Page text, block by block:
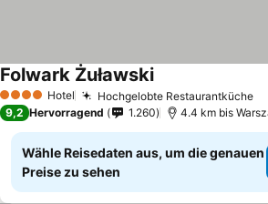
4 Sterne Hotel Hochgelobte Restaurantküche
Folwark Żuławski
9,2 Hervorragend 1.260 4.4 km bis
Wähle Reisedaten aus, um die genauen
Preise zu sehen